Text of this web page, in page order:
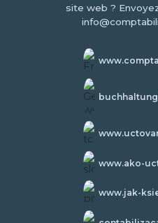
site web ?
www.ako-
www.jak-